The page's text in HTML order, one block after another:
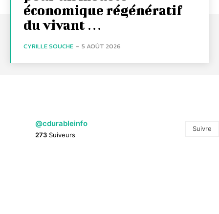
économique régénératif
du vivant …
CYRILLE SOUCHE - 5 AOÛT 2026
@cdurableinfo
273 Suiveurs
Suivre